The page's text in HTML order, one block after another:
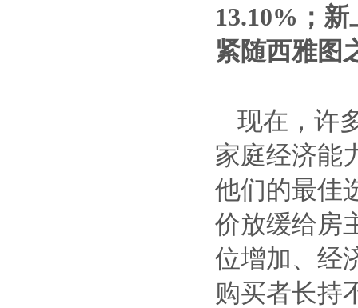
13.10%；
紧随西雅图
现在，许
家庭经济能
他们的最佳
价放缓给房
位增加、经
购买者长持